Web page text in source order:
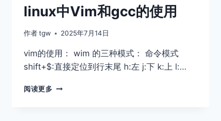
静
态
linux中Vim和gcc的使用
作者tgw 2025年7月14日
vim的使用： wim 的三种模式： 命令模式
shift+$:直接定位到行末尾 h:左 j:下 k:上 l:…
阅读更多 LINUX